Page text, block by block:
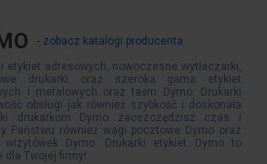
- zobacz katalogi producenta
etykiet adresowych, nowoczesne wytłaczarki,
drukarki oraz szeroka gama etykiet
i metalowych oraz taśm Dymo. Drukarki
obsługi jak również szybkość i doskonała
drukarkom Dymo zaoszczędzisz czas i
Państwu również wagi pocztowe Dymo oraz
wizytówek Dymo. Drukarki etykiet Dymo to
Twojej firmy!